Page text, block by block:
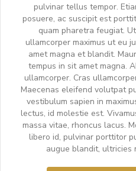
pulvinar tellus tempor.
posuere, ac suscipit est
quam pharetra feugiat.
ullamcorper maximus ut eu
amet magna et blandit.
tempus in sit amet magna.
ullamcorper. Cras
Maecenas eleifend volutpat
vestibulum sapien in
lectus, id molestie est.
massa vitae, rhoncus lacus.
libero id, pulvinar porttitor
augue blandit, ultricies